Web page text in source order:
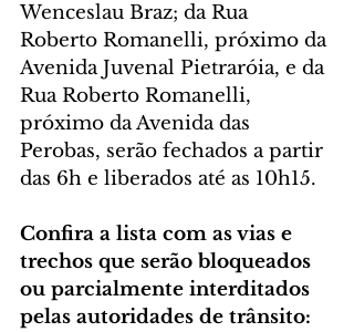
Wenceslau Braz; da Rua
Roberto Romanelli, próximo da
Avenida Juvenal Pietraróia, e da
Rua Roberto Romanelli,
próximo da Avenida das
Perobas, serão fechados a partir
das 6h e liberados até as 10h15.
Confira a lista com as vias e
trechos que serão bloqueados
ou parcialmente interditados
pelas autoridades de trânsito: